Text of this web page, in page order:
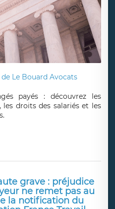
Le Bouard Avocats
payés : découvrez les
droits des salariés et les
grave : préjudice
ne remet pas au
la notification du